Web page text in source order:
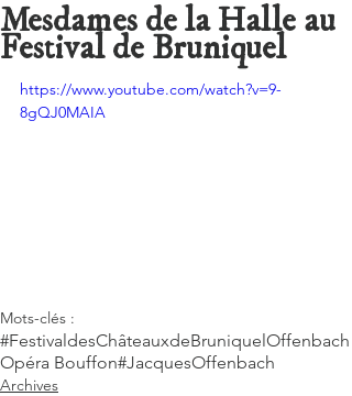
Mesdames de la Halle au
Festival de Bruniquel
https://www.youtube.com/watch?v=9-
8gQJ0MAIA
Mots-clés :
#FestivaldesChâteauxdeBruniquelOffenbach
Opéra Bouffon#JacquesOffenbach
Archives